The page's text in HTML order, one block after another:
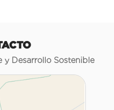
y Desarrollo Sostenible